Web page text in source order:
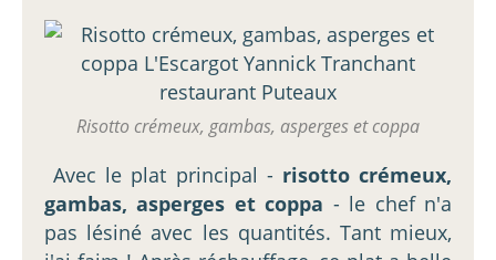
Risotto crémeux, gambas, asperges et coppa
Avec le plat principal - risotto crémeux,
gambas, asperges et coppa - le chef n'a
pas lésiné avec les quantités. Tant mieux,